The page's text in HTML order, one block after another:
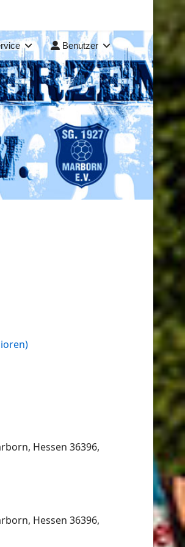
Benutzer
Hessen 36396,
Hessen 36396,